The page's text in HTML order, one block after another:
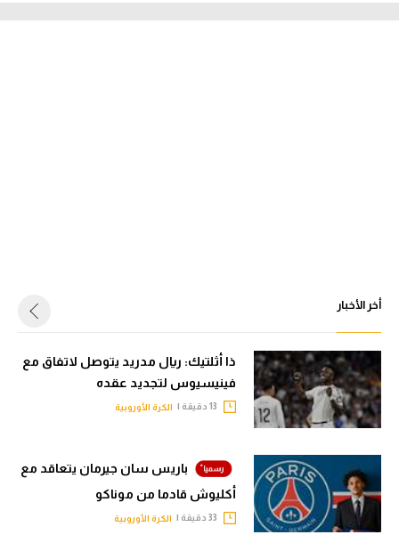
أخر الأخبار
ذا أثلتيك: ريال مدريد يتوصل لاتفاق مع
فينيسيوس لتجديد عقده
الكرة الأوروبية
باريس سان جيرمان يتعاقد مع
أكليوش قادما من موناكو
الكرة الأوروبية